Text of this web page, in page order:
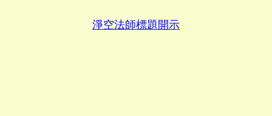
淨空法師標題開示